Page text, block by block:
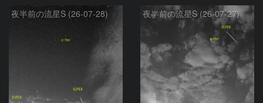
夜半前の流星S (26-07-28) 夜半前の流星S (26-07-27)